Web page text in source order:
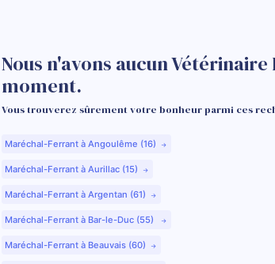
Nous n'avons aucun
moment.
Vous trouverez sûrement votre bonheur parmi ces
Maréchal-Ferrant à Angoulême (16)
Maréchal-Ferrant à Aurillac (15)
Maréchal-Ferrant à Argentan (61)
Maréchal-Ferrant à Bar-le-Duc (55)
Maréchal-Ferrant à Beauvais (60)